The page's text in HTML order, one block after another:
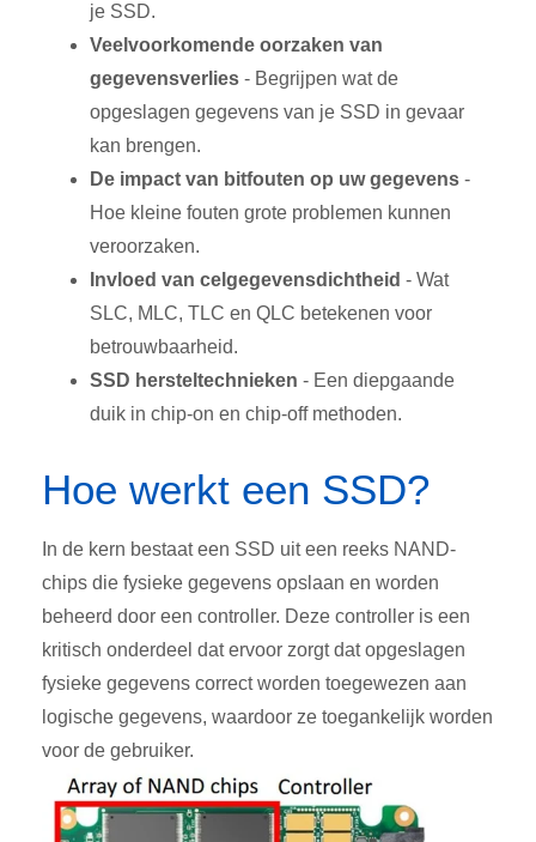
je SSD.
Veelvoorkomende oorzaken van
gegevensverlies - Begrijpen wat de
opgeslagen gegevens van je SSD in gevaar
kan brengen.
De impact van bitfouten op uw gegevens -
Hoe kleine fouten grote problemen kunnen
veroorzaken.
Invloed van celgegevensdichtheid - Wat
SLC, MLC, TLC en QLC betekenen voor
betrouwbaarheid.
SSD hersteltechnieken - Een diepgaande
duik in chip-on en chip-off methoden.
Hoe werkt een SSD?
In de kern bestaat een SSD uit een reeks NAND-
chips die fysieke gegevens opslaan en worden
beheerd door een controller. Deze controller is een
kritisch onderdeel dat ervoor zorgt dat opgeslagen
fysieke gegevens correct worden toegewezen aan
logische gegevens, waardoor ze toegankelijk worden
voor de gebruiker.